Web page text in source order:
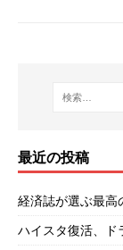
最近の投稿
経済誌が選ぶ最
ハイスタ復活、ド